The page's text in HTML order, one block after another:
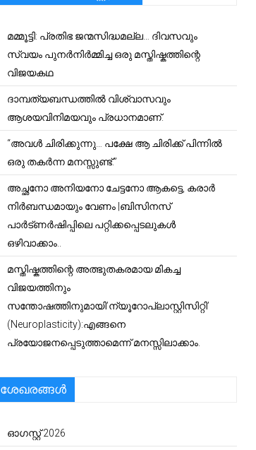
മമ്മൂട്ടി: പ്രതിഭ ജന്മസിദ്ധമല്ല… ദിവസവും
സ്വയം പുനർനിർമ്മിച്ച ഒരു മസ്തിഷ്കത്തിന്റെ
വിജയകഥ
ദാമ്പത്യബന്ധത്തിൽ വിശ്വാസവും
ആശയവിനിമയവും പ്രധാനമാണ്.
“അവൾ ചിരിക്കുന്നു… പക്ഷേ ആ ചിരിക്ക് പിന്നിൽ
ഒരു തകർന്ന മനസ്സുണ്ട്.”
അച്ഛനോ അനിയനോ ചേട്ടനോ ആകട്ടെ, കരാർ
നിർബന്ധമായും വേണം |ബിസിനസ്
പാർട്ണർഷിപ്പിലെ പറ്റിക്കപ്പെടലുകൾ
ഒഴിവാക്കാം..
മസ്തിഷ്കത്തിന്റെ അത്ഭുതകരമായ മികച്ച
വിജയത്തിനും
സന്തോഷത്തിനുമായി’ന്യൂറോപ്ലാസ്റ്റിസിറ്റി’
(Neuroplasticity):എങ്ങനെ
പ്രയോജനപ്പെടുത്താമെന്ന് മനസ്സിലാക്കാം.
ശേഖരങ്ങൾ
ഓഗസ്റ്റ്‌ 2026